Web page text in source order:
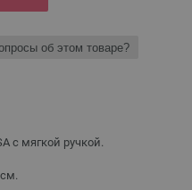
об этом товаре?
с мягкой ручкой.